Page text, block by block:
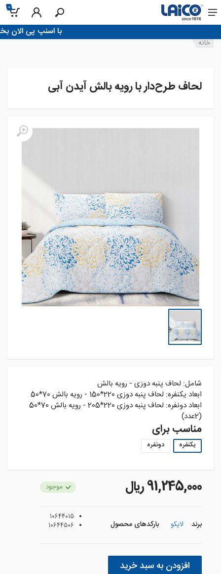
0
!با اسنپ پی الان بخر، تو 4 قسط
خانه
لحاف طرح‌دار با رویه بالش آیدن آبی
شامل: لحاف پنبه دوزی - رويه بالش
ابعاد يکنفره: لحاف پنبه دوزی 220*150 - رويه بالش 70*50
ابعاد دونفره: لحاف پنبه دوزی 220*205 - رويه بالش 70*50
(2عدد)
مناسب برای
یکنفره دونفره
91,245,000 ريال موجود
برند لایکو بارکدهای محصول
10644015
10644506
افزودن به سبد خرید